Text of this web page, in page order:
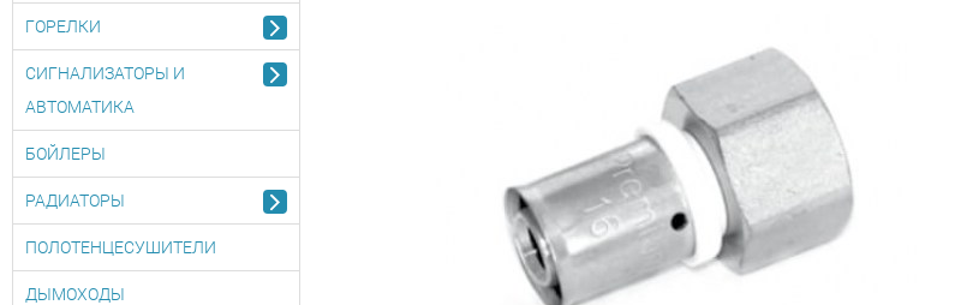
ГОРЕЛКИ
СИГНАЛИЗАТОРЫ И
АВТОМАТИКА
БОЙЛЕРЫ
РАДИАТОРЫ
ПОЛОТЕНЦЕСУШИТЕЛИ
ДЫМОХОДЫ